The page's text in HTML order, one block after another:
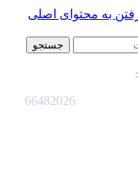
به محتوای اصلی
جستجو
66482026